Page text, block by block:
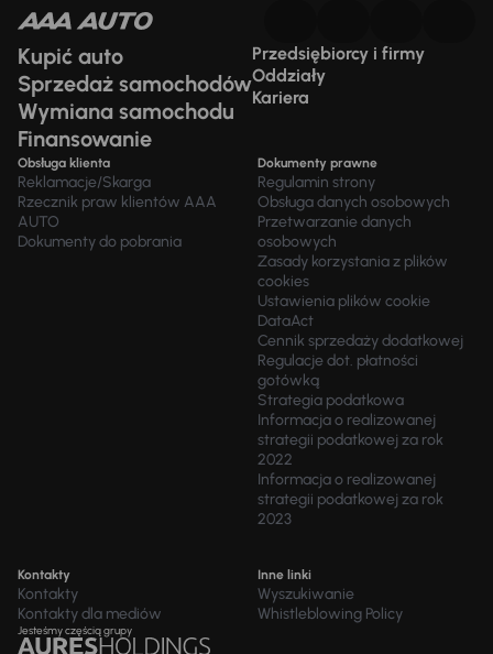
Kupić auto
Sprzedaż samochodów
Wymiana samochodu
Finansowanie
Przedsiębiorcy i firmy
Oddziały
Kariera
Obsługa klienta
Reklamacje/Skarga
Rzecznik praw klientów AAA
AUTO
Dokumenty do pobrania
Dokumenty prawne
Regulamin strony
Obsługa danych osobowych
Przetwarzanie danych
osobowych
Zasady korzystania z plików
cookies
Ustawienia plików cookie
DataAct
Cennik sprzedaży dodatkowej
Regulacje dot. płatności
gotówką
Strategia podatkowa
Informacja o realizowanej
strategii podatkowej za rok
2022
Informacja o realizowanej
strategii podatkowej za rok
2023
Kontakty
Kontakty
Kontakty dla mediów
Inne linki
Wyszukiwanie
Whistleblowing Policy
Jesteśmy częścią grupy